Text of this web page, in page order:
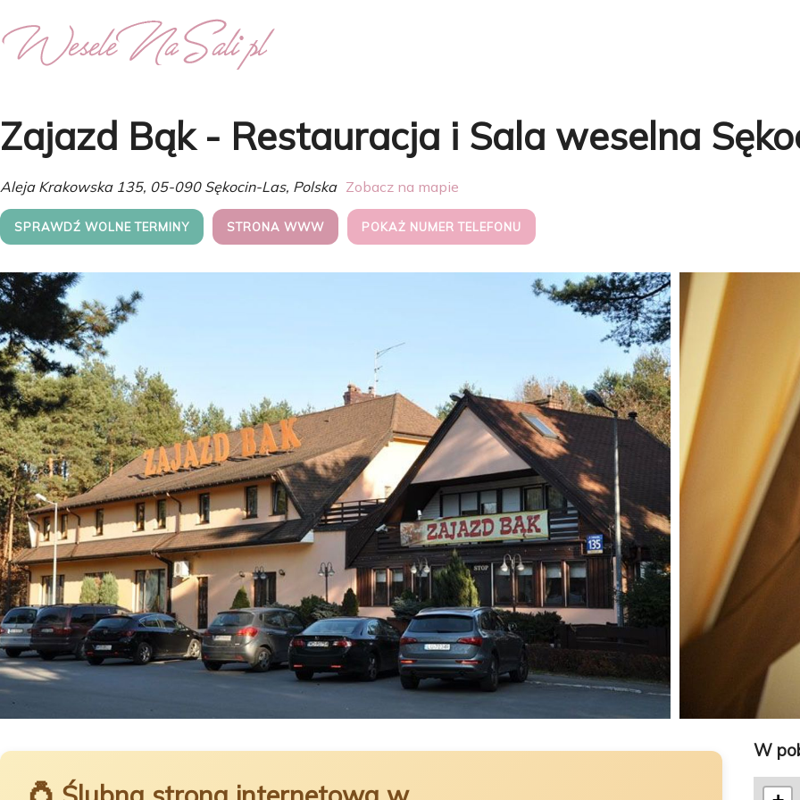
Zajazd Bąk - Restauracja i Sala weselna
Aleja Krakowska 135, 05-090 Sękocin-Las, Polska Zobacz na mapie
SPRAWDŹ WOLNE TERMINY STRONA WWW POKAŻ NUMER TELEFONU
W